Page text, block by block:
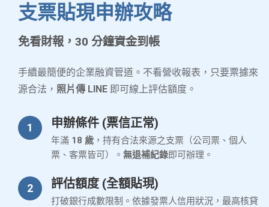
支票貼現申辦攻略
免看財報，30 分鐘資金到帳
手續最簡便的企業融資管道。不看營收報表，只要票據來
源合法， 照片傳 LINE 即可線上評估額度。
1 申辦條件 (票信正常)
年滿 18 歲 ，持有合法來源之支票（公司票、個人
票、客票皆可）。 無退補紀錄即可辦理。
2 評估額度 (全額貼現)
打破銀行成數限制。依據發票人信用狀況，最高核貸